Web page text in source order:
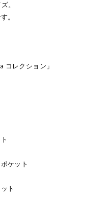
。
。
コレクション」
ケット
ト